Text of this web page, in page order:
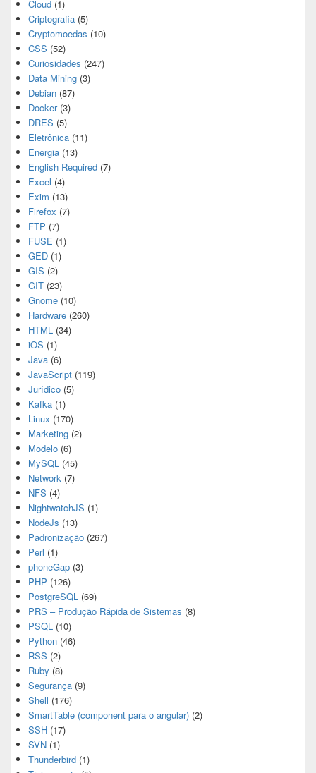
Cloud (1)
Criptografia (5)
Cryptomoedas (10)
CSS (52)
Curiosidades (247)
Data Mining (3)
Debian (87)
Docker(3)
DRES (5)
Eletrônica (11)
Energia (13)
English Required (7)
Excel (4)
Exim (13)
Firefox (7)
FTP (7)
FUSE (1)
GED (1)
GIS (2)
GIT (23)
Gnome (10)
Hardware (260)
HTML (34)
iOS (1)
Java (6)
JavaScript (119)
Jurídico (5)
Kafka (1)
Linux (170)
Marketing (2)
Modelo (6)
MySQL (45)
Network (7)
NFS (4)
NightwatchJS (1)
NodeJs (13)
Padronização (267)
Perl (1)
phoneGap (3)
PHP (126)
PostgreSQL (69)
PRS – Produção Rápida de Sistemas (8)
PSQL (10)
Python (46)
RSS (2)
Ruby (8)
Segurança (9)
Shell (176)
SmartTable (component para o angular) (2)
SSH (17)
SVN (1)
Thunderbird (1)